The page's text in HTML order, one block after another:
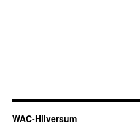
WAC-Hilversum